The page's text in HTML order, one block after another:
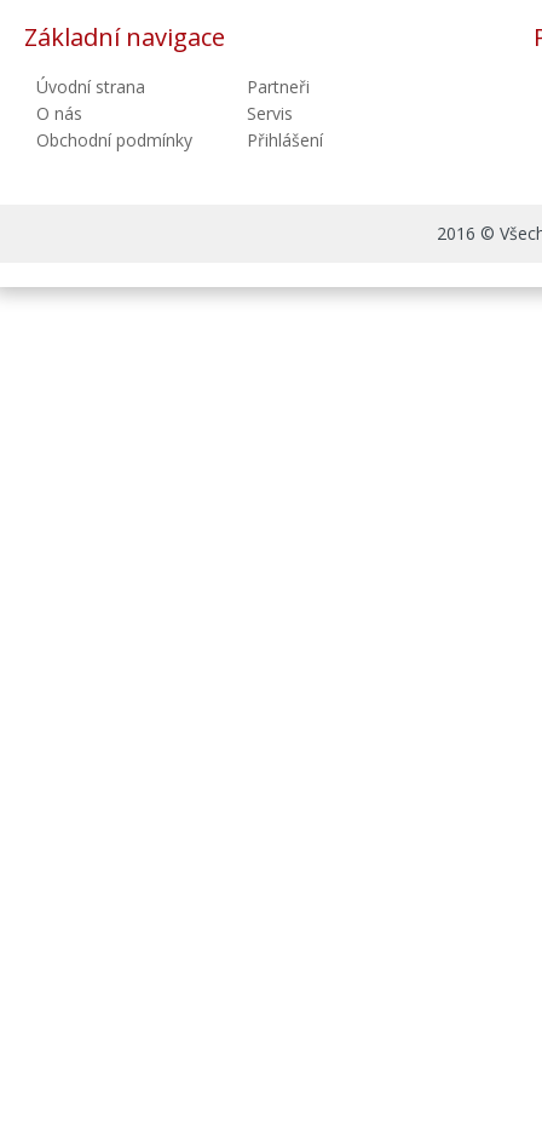
Základní navigace
Úvodní strana
O nás
Obchodní podmínky
Partneři
Servis
Přihlášení
2016 ©